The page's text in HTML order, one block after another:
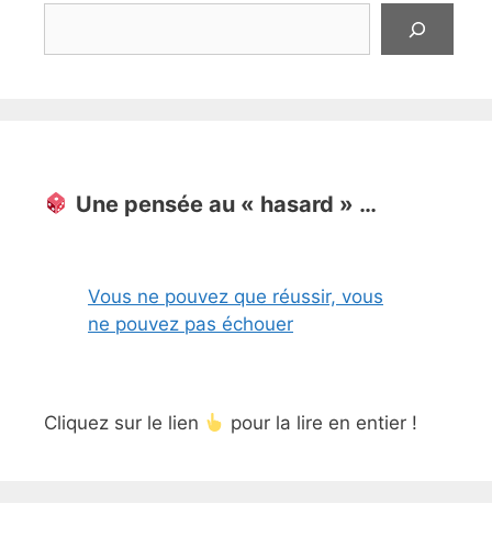
Une pensée au « hasard » …
Vous ne pouvez que réussir, vous
ne pouvez pas échouer
Cliquez sur le lien pour la lire en entier !